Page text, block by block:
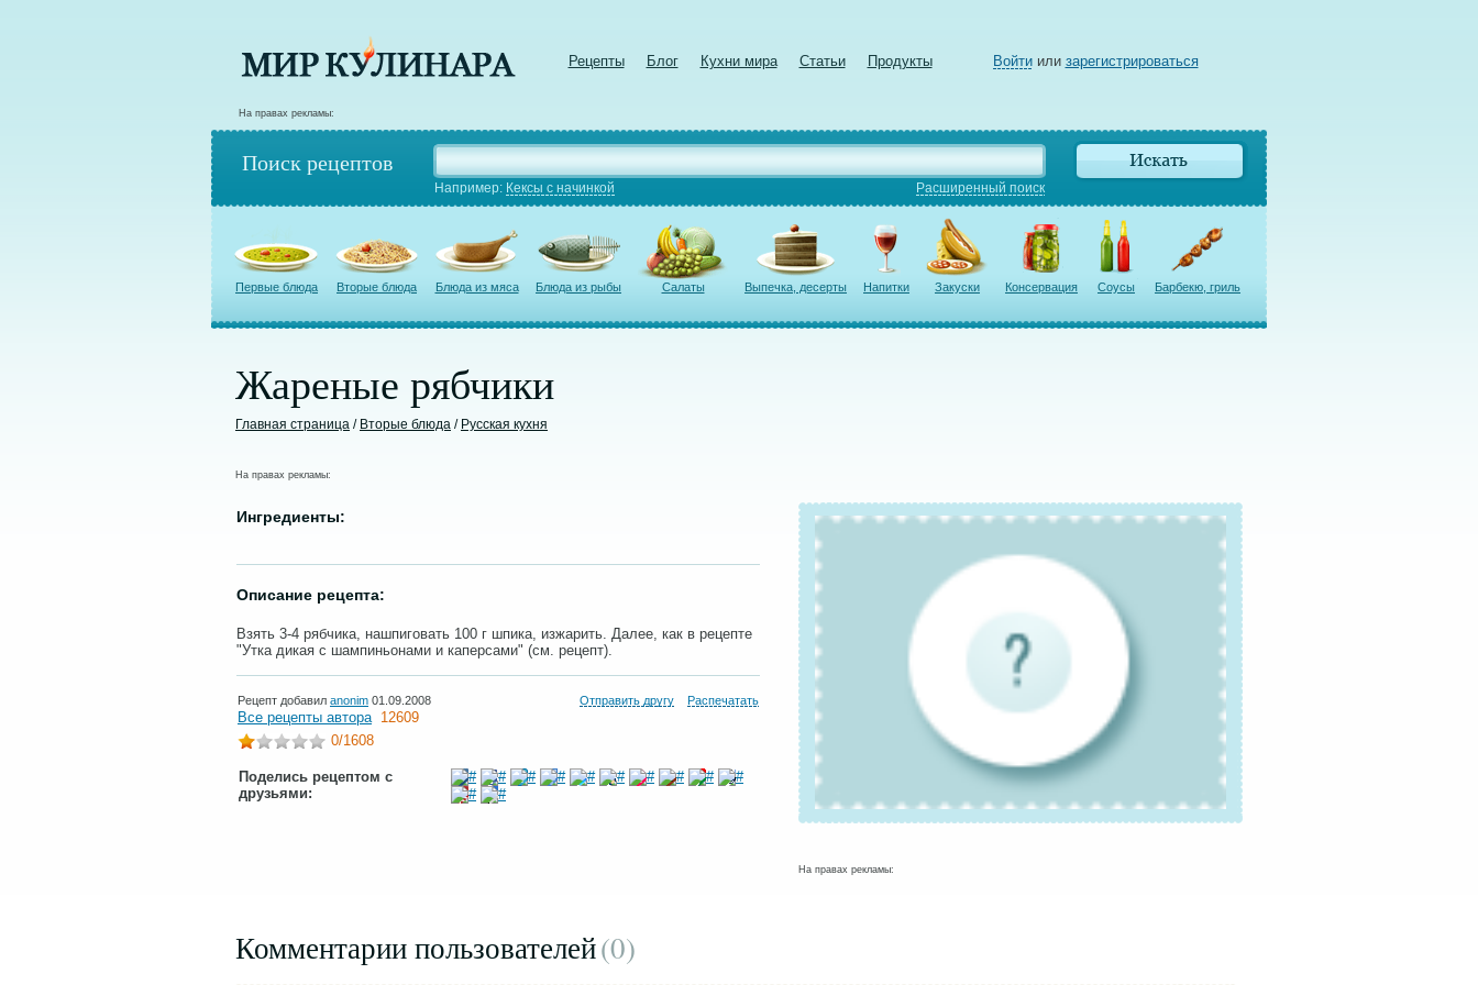
Рецепты Блог Кухни мира Статьи Продукты Войтиили зарегистрироваться
На правах рекламы:
Поиск рецептов
Например: Кексы с начинкой Расширенный поиск
Первые блюда Вторые блюда Блюда из мяса Блюда из рыбы Салаты Выпечка, десерты Напитки Закуски Консервация Соусы Барбекю, гриль
Жареные рябчики
Главная страница / Вторые блюда / Русская кухня
На правах рекламы:
Ингредиенты:
Описание рецепта:
Взять 3-4 рябчика, нашпиговать 100 г шпика, изжарить. Далее, как в рецепте
"Утка дикая с шампиньонами и каперсами" (см. рецепт).
Рецепт добавил anonim 01.09.2008 Отправить другу Распечатать
Все рецепты автора 12609
0/1608
Поделись рецептом с
друзьями:
На правах рекламы:
Комментарии пользователей(0)